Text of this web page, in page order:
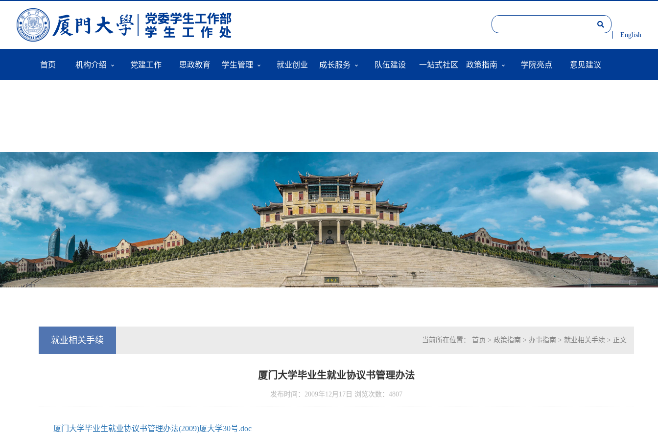
English
首页 机构介绍 党建工作 思政教育 学生管理 就业创业 成长服务 队伍建设 一站式社区 政策指南 学院亮点 意见建议
就业相关手续 当前所在位置：首页 >政策指南 > 办事指南 >就业相关手续 > 正文
厦门大学毕业生就业协议书管理办法
发布时间：2009年12月17日 浏览次数： 4807
厦门大学毕业生就业协议书管理办法(2009)厦大学30号.doc